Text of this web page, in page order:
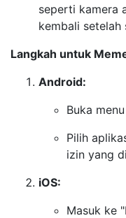
seperti kamera
kembali setelah
Langkah untuk
Android:
Buka
Pilih
izin yang
iOS:
Masuk ke